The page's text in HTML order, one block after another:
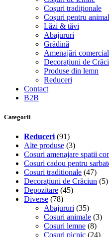
Coșuri tradiționale
Coșuri pentru
Lăzi & tăvi
Abajururi
Grădină
Amenajări
Decorațiuni de
Produse din lemn
Reduceri
Contact
B2B
Categorii
Reduceri (91)
Alte produse (3)
Cosuri amenajare spatii
Cosuri cadou pentru
Cosuri traditionale (47)
Decorațiuni de Crăciun (5)
Depozitare (45)
Diverse (78)
Abajururi (35)
Cosuri animale (3)
Cosuri lemne (8)
Cosuri picnic (24)